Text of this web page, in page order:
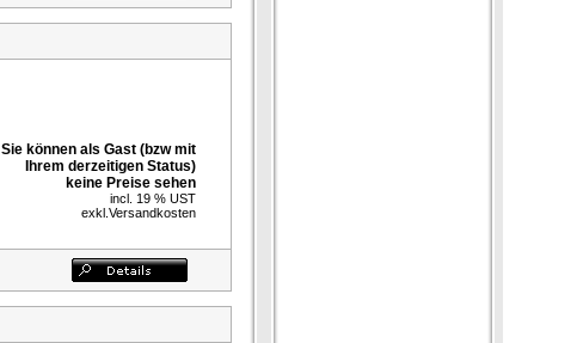
Sie können als Gast (bzw mit
Ihrem derzeitigen Status)
keine Preise sehen
incl. 19 % UST
exkl. Versandkosten